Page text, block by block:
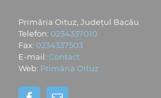
Primăria Oituz, Județul Bacău
Telefon: 0234337010
Fax: 0234337503
E-mail: Contact
Web: Primăria Oituz